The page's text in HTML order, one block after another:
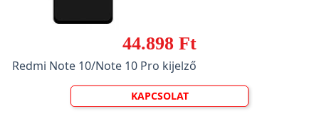
44.898 Ft
Redmi Note 10/Note 10 Pro kijelző
KAPCSOLAT